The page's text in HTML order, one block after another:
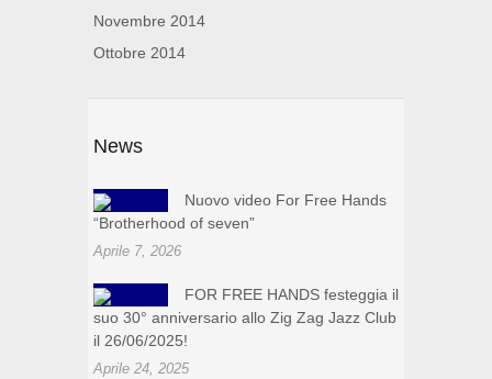
Novembre 2014
Ottobre 2014
News
Nuovo video For Free Hands
“Brotherhood of seven”
Aprile 7, 2026
FOR FREE HANDS festeggia il
suo 30° anniversario allo Zig Zag Jazz Club
il 26/06/2025!
Aprile 24, 2025